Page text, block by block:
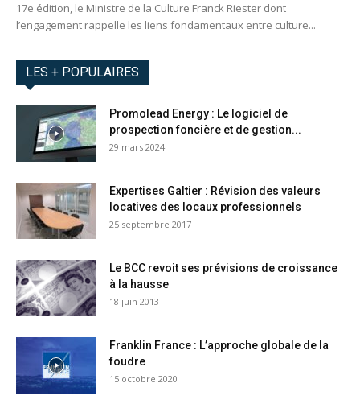
17e édition, le Ministre de la Culture Franck Riester dont
l’engagement rappelle les liens fondamentaux entre culture...
LES + POPULAIRES
Promolead Energy : Le logiciel de
prospection foncière et de gestion...
29 mars 2024
Expertises Galtier : Révision des valeurs
locatives des locaux professionnels
25 septembre 2017
Le BCC revoit ses prévisions de croissance
à la hausse
18 juin 2013
Franklin France : L’approche globale de la
foudre
15 octobre 2020